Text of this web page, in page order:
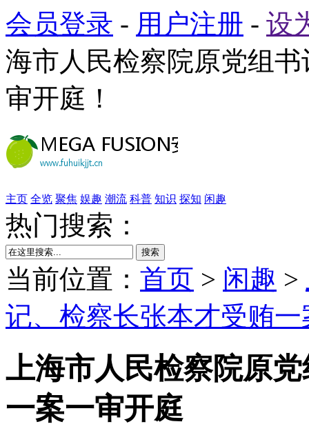
会员登录 - 用户注册 - 设
海市人民检察院原党组
审开庭！
主页 全览 聚焦 娱趣 潮流 科普 知识 探知 闲趣
热门搜索：
搜索
当前位置： 首页 > 闲趣 >
记、检察长张本才受贿
上海市人民检察院原
一案一审开庭